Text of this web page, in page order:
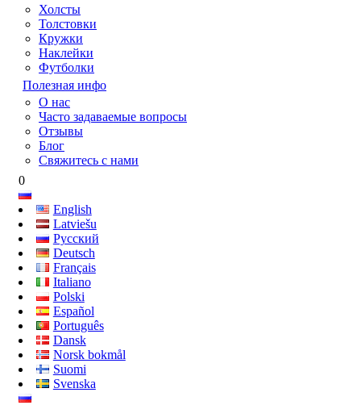
Холсты
Толстовки
Кружки
Наклейки
Футболки
Полезная инфо
О нас
Часто задаваемые вопросы
Отзывы
Блог
Свяжитесь с нами
0
English
Latviešu
Русский
Deutsch
Français
Italiano
Polski
Español
Português
Dansk
Norsk bokmål
Suomi
Svenska